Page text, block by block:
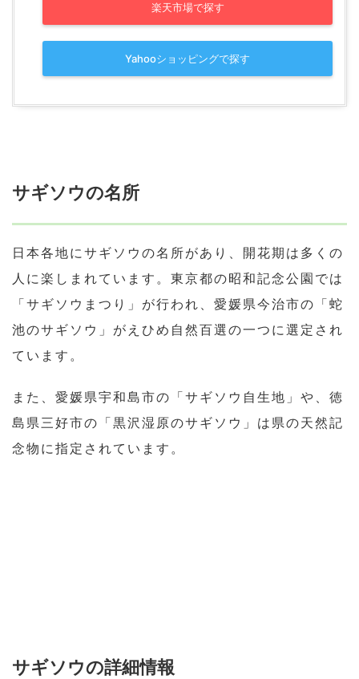
楽天市場で探す
Yahooショッピングで探す
サギソウの名所
日本各地にサギソウの名所があり、開花期は多くの
人に楽しまれています。東京都の昭和記念公園では
「サギソウまつり」が行われ、愛媛県今治市の「蛇
池のサギソウ」がえひめ自然百選の一つに選定され
ています。
また、愛媛県宇和島市の「サギソウ自生地」や、徳
島県三好市の「黒沢湿原のサギソウ」は県の天然記
念物に指定されています。
サギソウの詳細情報